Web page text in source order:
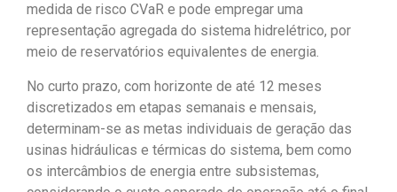
medida de risco CVaR e pode empregar uma
representação agregada do sistema hidrelétrico, por
meio de reservatórios equivalentes de energia.
No curto prazo, com horizonte de até 12 meses
discretizados em etapas semanais e mensais,
determinam-se as metas individuais de geração das
usinas hidráulicas e térmicas do sistema, bem como
os intercâmbios de energia entre subsistemas,